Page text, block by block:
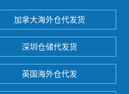
加拿大海外仓代发货
深圳仓储代发货
英国海外仓代发